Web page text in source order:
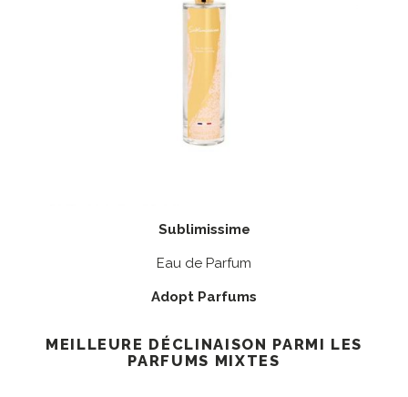
Sublimissime
Eau de Parfum
Adopt Parfums
MEILLEURE DÉCLINAISON PARMI LES
PARFUMS MIXTES